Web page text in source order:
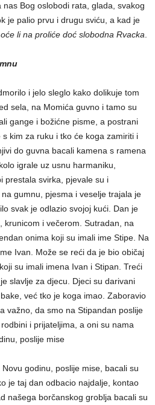
Bog oslobodi rata, glada, svakog
je palio prvu i drugu sviću, a kad je
li na proliće doć slobodna Rvacka.
i jelo sleglo kako dolikuje tom
sela, na Momića guvno i tamo su
gange i božićne pisme, a postrani
kim za ruku i tko će koga zamiriti i
do guvna bacali kamena s ramena
igrale uz usnu harmaniku,
prestala svirka, pjevale su i
gumnu, pjesma i veselje trajala je
svak je odlazio svojoj kući. Dan je
krunicom i večerom. Sutradan, na
onima koji su imali ime Stipe. Na
Ivan. Može se reći da je bio običaj
su imali imena Ivan i Stipan. Treći
slavlje za djecu. Djeci su darivani
već tko je koga imao. Zaboravio
važno, da smo na Stipandan poslije
i prijateljima, a oni su nama
poslije mise
godinu, poslije mise, bacali su
je taj dan odbacio najdalje, kontao
našega borčanskog groblja bacali su